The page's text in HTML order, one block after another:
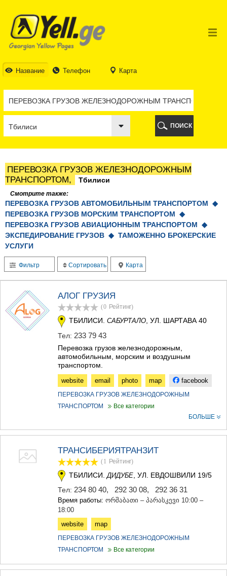
Название Телефон Карта
ТБИЛИСИ
ТБИЛИСИ
АБХАЗИЯ
ГАЛИ
БАТУМИ
КОБУЛЕТИ
ШУАХЕВИ
ЧАКВИ
ОЗУРГЕТИ
ЧОХАТАУРИ
УРЕКИ
ИМЕРЕТИЯ
БАГДАТИ
ВАНИ
ЗЕСТАФОНИ
ТЕРДЖОЛА
САМТРЕДИА
САЧХЕРЕ
ТКИБУЛИ
ЧИАТУРА
ХАРАГАУЛИ
ХОНИ
КАХЕТИЯ
ДЕДОПЛИСЦКАРО
САГАРЕДЖО
МЦХЕТА-МТИАНЕТИ
ТИАНЕТИ
МЦХЕТА
СТЕПАНЦМИНДА (КАЗБЕГИ)
РАЧА-ЛЕЧХУМИ/НИЖНЯЯ
АМБРОЛАУРИ
МЕГРЕЛИЯ/ВЕРХНЯЯ
СВАНЕТИЯ
ПОИСК
ПЕРЕВОЗКА ГРУЗОВ ЖЕЛЕЗНОДОРОЖНЫМ
ТРАНСПОРТОМ,
Тбилиси
Смотрите также:
ПЕРЕВОЗКА ГРУЗОВ АВТОМОБИЛЬНЫМ ТРАНСПОРТОМ ◆
ПЕРЕВОЗКА ГРУЗОВ МОРСКИМ ТРАНСПОРТОМ ◆
ПЕРЕВОЗКА ГРУЗОВ АВИАЦИОННЫМ ТРАНСПОРТОМ ◆
ЭКСПЕДИРОВАНИЕ ГРУЗОВ ◆ ТАМОЖЕННО БРОКЕРСКИЕ
УСЛУГИ
Фильтр Сортировать Карта
АЛОГ ГРУЗИЯ
(0 Рейтинг)
ТБИЛИСИ. САБУРТАЛО , УЛ. ШАРТАВА 40
Тел: 233 79 43
Перевозка грузов железнодорожным,
aвтомобильным, морским и воздушным
транспортом.
website email photo map facebook
ПЕРЕВОЗКА ГРУЗОВ ЖЕЛЕЗНОДОРОЖНЫМ
ТРАНСПОРТОМ
Все категории
БОЛЬШЕ
ТРАНСИБЕРИЯТРАНЗИТ
(1 Рейтинг)
ТБИЛИСИ. ДИДУБЕ , УЛ. ЕВДОШВИЛИ 19/5
Тел: 234 80 40, 292 30 08, 292 36 31
Время работы: ორშაბათი – პარასკევი 10:00 –
18:00
website
map
ПЕРЕВОЗКА ГРУЗОВ ЖЕЛЕЗНОДОРОЖНЫМ
ТРАНСПОРТОМ
Все категории